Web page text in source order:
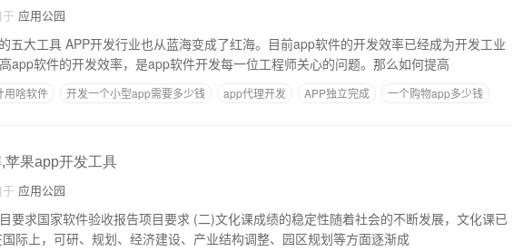
应用公园
五大工具 APP开发行业也从蓝海变成了红海。目前app软件的开发效率已经成为开发工业
app软件的开发效率，是app软件开发每一位工程师关心的问题。那么如何提高
用啥软件 开发一个小型app需要多少钱 app代理开发 APP独立完成
一个购物app多少钱
苹果app开发工具
应用公园
项目要求 (二)文化课成绩的稳定性随着社会的不断发展，文化课已
一门艺术 但在国际上，可研、规划、经济建设、产业结构调整、园区规划等方面逐渐成